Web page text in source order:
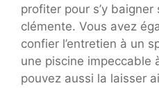
profiter pour s’y
clémente. Vous avez
confier l’entretien à un
une piscine impeccable
pouvez aussi la laisser